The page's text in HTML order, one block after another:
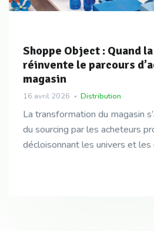
Shoppe Object : Quand
réinvente le parcours
magasin
16 avril 2026 Distribution
La transformation du magasin
du sourcing par les acheteurs
décloisonnant les univers et